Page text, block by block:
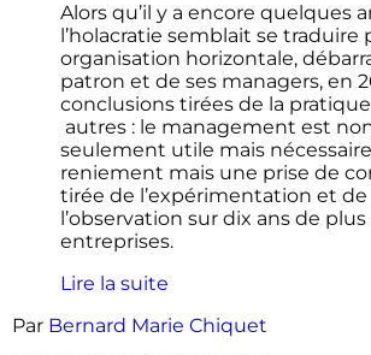
Alors qu’il y a encore quelques
l’holacratie semblait se traduire
organisation horizontale,
patron et de ses managers, en
conclusions tirées de la
autres : le management est
seulement utile mais
reniement mais une prise de
tirée de l’expérimentation et de
l’observation sur dix ans de plus
entreprises.
Lire la suite
Par Bernard Marie Chiquet